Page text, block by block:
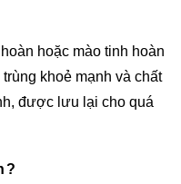
hoặc mào tinh hoàn
khoẻ mạnh và chất
được lưu lại cho quá